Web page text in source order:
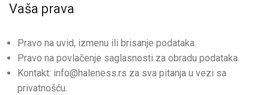
Vaša prava
Pravo na uvid, izmenu ili brisanje podataka.
Pravo na povlačenje saglasnosti za obradu podataka.
Kontakt: info@haleness.rs za sva pitanja u vezi sa
privatnošću.